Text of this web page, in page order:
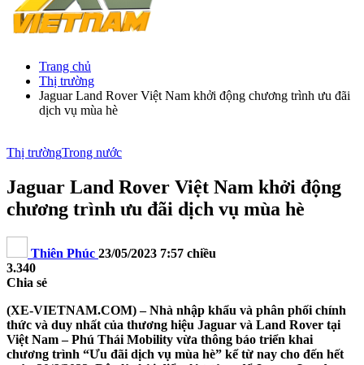
Trang chủ
Thị trường
Jaguar Land Rover Việt Nam khởi động chương trình ưu đãi
dịch vụ mùa hè
Thị trườngTrong nước
Jaguar Land Rover Việt Nam khởi động
chương trình ưu đãi dịch vụ mùa hè
Thiên Phúc 23/05/2023 7:57 chiều
3.340
Chia sẻ
(XE-VIETNAM.COM) – Nhà nhập khẩu và phân phối chính
thức và duy nhất của thương hiệu Jaguar và Land Rover tại
Việt Nam – Phú Thái Mobility vừa thông báo triển khai
chương trình “Ưu đãi dịch vụ mùa hè” kể từ nay cho đến hết